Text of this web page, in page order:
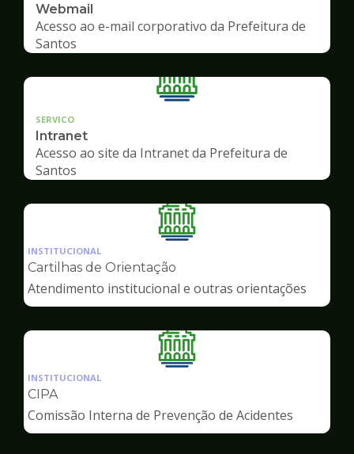
Webmail
Acesso ao e-mail corporativo da Prefeitura de
Santos
SERVICO
Intranet
Acesso ao site da Intranet da Prefeitura de
Santos
Ilustração
da
de
Servidor
INSTITUCIONAL
Cartilhas de Orientação
Atendimento institucional e outras orientações
Ilustração
da
Servidor
INSTITUCIONAL
CIPA
Comissão Interna de Prevenção de Acidentes